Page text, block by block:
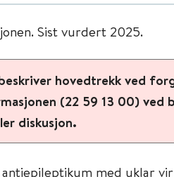
Sist vurdert 2025.
hovedtrekk ved
(22 59 13 00) ved
diskusjon.
med uklar